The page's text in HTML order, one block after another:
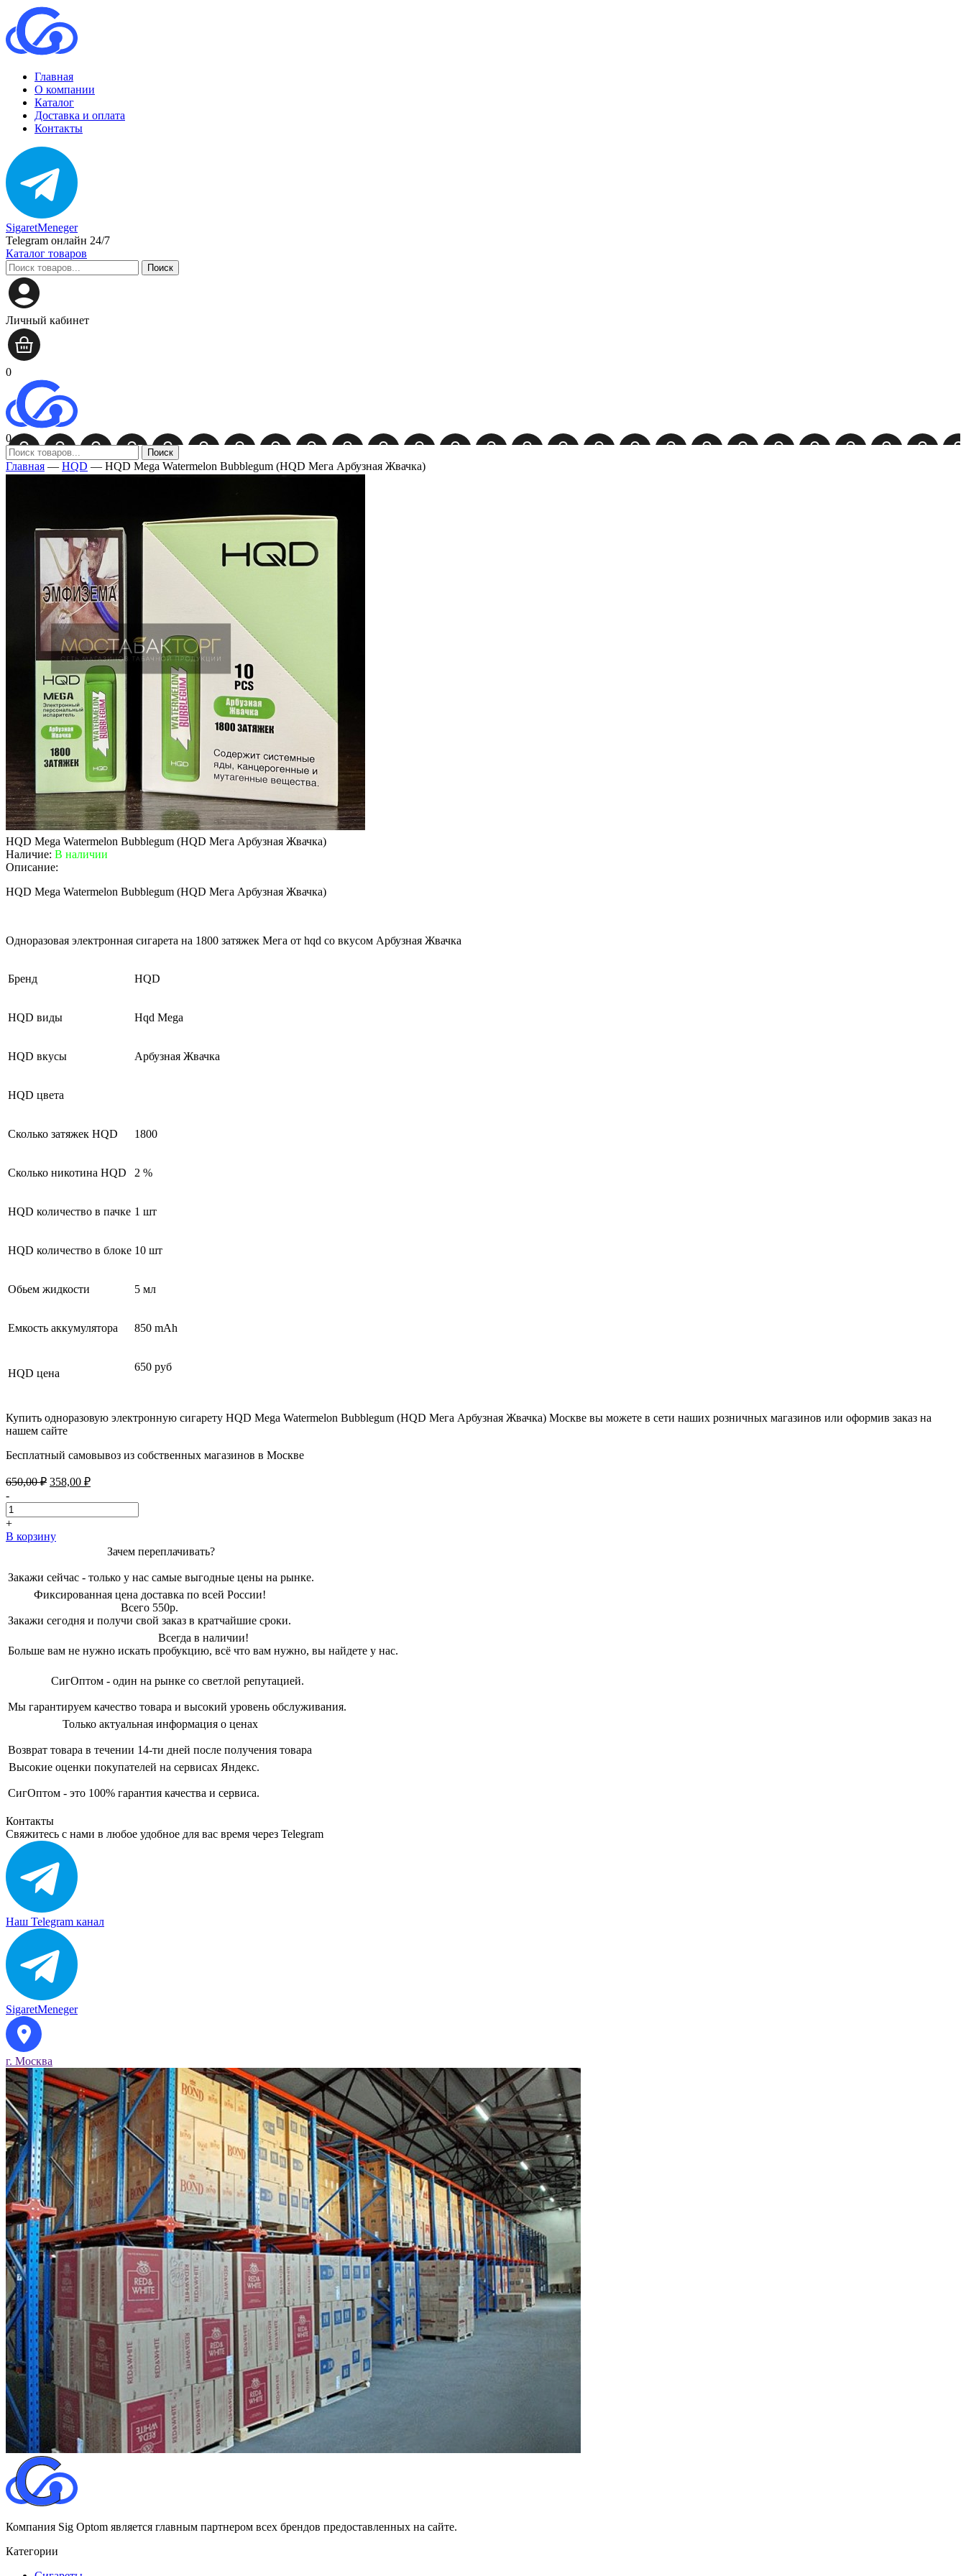
Главная
О компании
Каталог
Доставка и оплата
Контакты
SigaretMeneger
Telegram онлайн 24/7
Каталог товаров
Поиск
Личный кабинет
0
0
Поиск
Главная — HQD — HQD Mega Watermelon Bubblegum (HQD Мега Арбузная Жвачка)
HQD Mega Watermelon Bubblegum (HQD Мега Арбузная Жвачка)
Наличие: В наличии
Описание:
HQD Mega Watermelon Bubblegum (HQD Мега Арбузная Жвачка)
Одноразовая электронная сигарета на 1800 затяжек Мега от hqd со вкусом Арбузная Жвачка
Бренд HQD
HQD виды Hqd Mega
HQD вкусы Арбузная Жвачка
HQD цвета
Сколько затяжек HQD 1800
Сколько никотина HQD 2 %
HQD количество в пачке 1 шт
HQD количество в блоке 10 шт
Обьем жидкости 5 мл
Емкость аккумулятора 850 mAh
HQD цена
650 руб
Купить одноразовую электронную сигарету HQD Mega Watermelon Bubblegum (HQD Мега Арбузная Жвачка) Москве вы можете в сети наших розничных магазинов или оформив заказ на
нашем сайте
Бесплатный самовывоз из собственных магазинов в Москве
650,00₽ Первоначальная
составляла
650,00 ₽.
358,00 ₽Текущая
358,00 ₽.
-
+
В корзину
Зачем переплачивать?
Закажи сейчас - только у нас самые выгодные цены на рынке.
Фиксированная цена доставка по всей России!
Всего 550р.
Закажи сегодня и получи свой заказ в кратчайшие сроки.
Всегда в наличии!
Больше вам не нужно искать пробукцию, всё что вам нужно, вы найдете у нас.
СигОптом - один на рынке со светлой репутацией.
Мы гарантируем качество товара и высокий уровень обслуживания.
Только актуальная информация о ценах
Возврат товара в течении 14-ти дней после получения товара
Высокие оценки покупателей на сервисах Яндекс.
СигОптом - это 100% гарантия качества и сервиса.
Контакты
Свяжитесь с нами в любое удобное для вас время через Telegram
Наш Telegram канал
SigaretMeneger
г. Москва
Компания Sig Optom является главным партнером всех брендов предоставленных на сайте.
Категории